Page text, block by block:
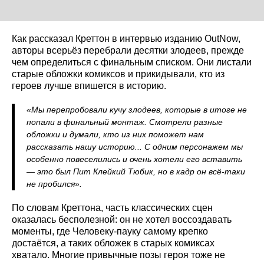
Как рассказал Креттон в интервью изданию OutNow,
авторы всерьёз перебрали десятки злодеев, прежде
чем определиться с финальным списком. Они листали
старые обложки комиксов и прикидывали, кто из
героев лучше впишется в историю.
«Мы перепробовали кучу злодеев, которые в итоге не
попали в финальный монтаж. Смотрели разные
обложки и думали, кто из них поможет нам
рассказать нашу историю... С одним персонажем мы
особенно повеселились и очень хотели его вставить
— это был Пит Клейкий Тюбик, но в кадр он всё-таки
не пробился».
По словам Креттона, часть классических сцен
оказалась бесполезной: он не хотел воссоздавать
моменты, где Человеку-пауку самому крепко
достаётся, а таких обложек в старых комиксах
хватало. Многие привычные позы героя тоже не